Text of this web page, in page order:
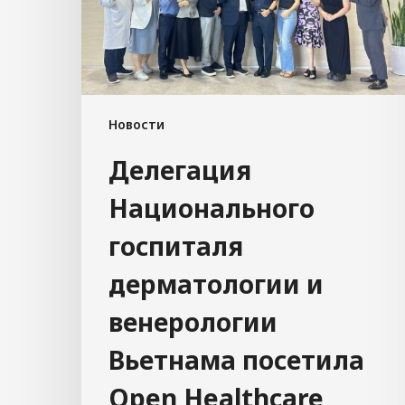
Новости
Делегация
Национального
госпиталя
дерматологии и
венерологии
Вьетнама посетила
Open Healthcare